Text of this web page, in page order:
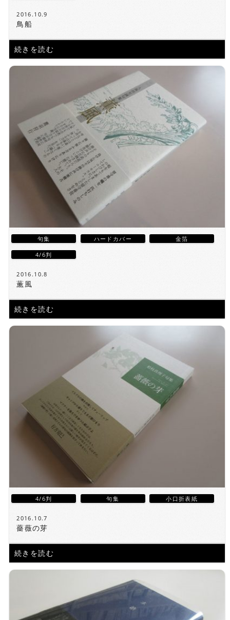
2016.10.9
鳥船
続きを読む
句集 ハードカバー 金箔
4/6判
2016.10.8
薫風
続きを読む
4/6判 句集 小口折表紙
2016.10.7
薔薇の芽
続きを読む